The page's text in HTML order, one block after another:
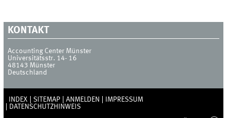
KONTAKT
Accounting Center Münster
Universitätsstr. 14- 16
48143 Münster
Deutschland
INDEX SITEMAP ANMELDEN
IMPRESSUM
DATENSCHUTZHINWEIS